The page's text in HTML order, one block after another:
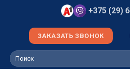
+375 (29)
ЗАКАЗАТЬ ЗВОНОК
Искать: